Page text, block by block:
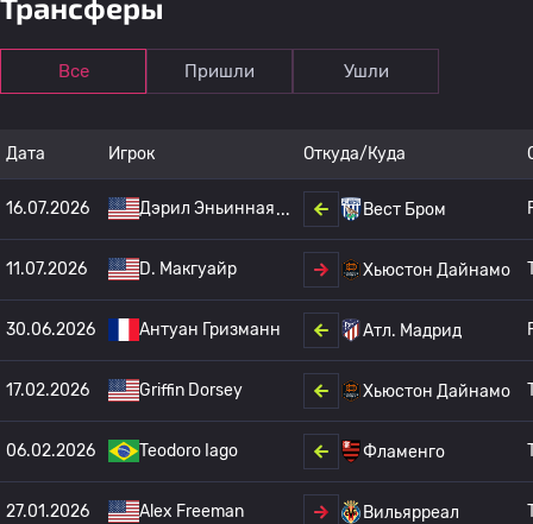
Трансферы
Все Пришли Ушли
Дата Игрок Откуда/Куда
16.07.2026 Дэрил Эньинная Вест Бром
11.07.2026 D. Макгуайр Хьюстон Дайнамо
30.06.2026 Антуан Гризманн Атл. Мадрид
17.02.2026 Griffin Dorsey Хьюстон Дайнамо
06.02.2026 Teodoro Iago Фламенго
27.01.2026 Alex Freeman Вильярреал